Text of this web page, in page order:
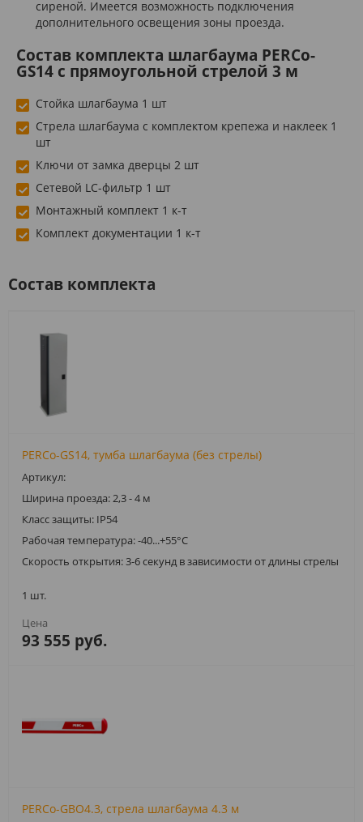
сиреной. Имеется возможность подключения
дополнительного освещения зоны проезда.
Состав комплекта шлагбаума PERCo-
GS14 с прямоугольной стрелой 3 м
Стойка шлагбаума 1 шт
Стрела шлагбаума с комплектом крепежа и наклеек 1
шт
Ключи от замка дверцы 2 шт
Сетевой LC-фильтр 1 шт
Монтажный комплект 1 к-т
Комплект документации 1 к-т
Состав комплекта
PERCo-GS14, тумба шлагбаума (без стрелы)
Артикул:
Ширина проезда: 2,3 - 4 м
Класс защиты: IP54
Рабочая температура: -40...+55°C
Скорость открытия: 3-6 секунд в зависимости от длины стрелы
1 шт.
93 555 руб.
PERCo-GBO4.3, стрела шлагбаума 4.3 м